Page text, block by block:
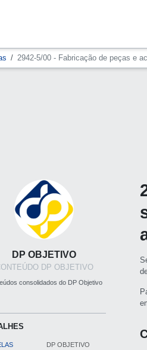
2942-5/00 - Fabricação de peças e
DP OBJETIVO
DP OBJETIVO
consolidados do DP Objetivo
DP OBJETIVO